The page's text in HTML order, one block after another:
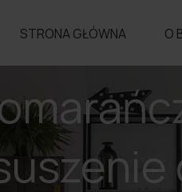
STRONA GŁÓWNA O